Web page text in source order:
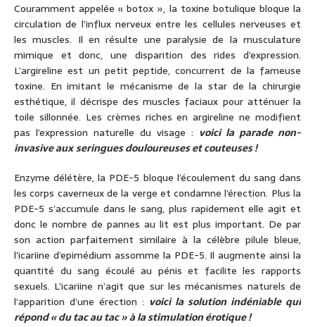
Couramment appelée « botox », la toxine botulique bloque la
circulation de l’influx nerveux entre les cellules nerveuses et
les muscles. Il en résulte une paralysie de la musculature
mimique et donc, une disparition des rides d’expression.
L’argireline est un petit peptide, concurrent de la fameuse
toxine. En imitant le mécanisme de la star de la chirurgie
esthétique, il décrispe des muscles faciaux pour atténuer la
toile sillonnée. Les crèmes riches en argireline ne modifient
pas l’expression naturelle du visage : voici la parade non-
invasive auxseringues douloureuses et couteuses !
Enzyme délétère, la PDE-5 bloque l’écoulement du sang dans
les corps caverneux de la verge et condamne l’érection. Plus la
PDE-5 s’accumule dans le sang, plus rapidement elle agit et
donc le nombre de pannes au lit est plus important. De par
son action parfaitement similaire à la célèbre pilule bleue,
l’icariine d’epimédium assomme la PDE-5. Il augmente ainsi la
quantité du sang écoulé au pénis et facilite les rapports
sexuels. L’icariine n’agit que sur les mécanismes naturels de
l’apparition d’une érection : voici la solution indéniable qui
répond « du tac au tac » à la stimulation érotique !